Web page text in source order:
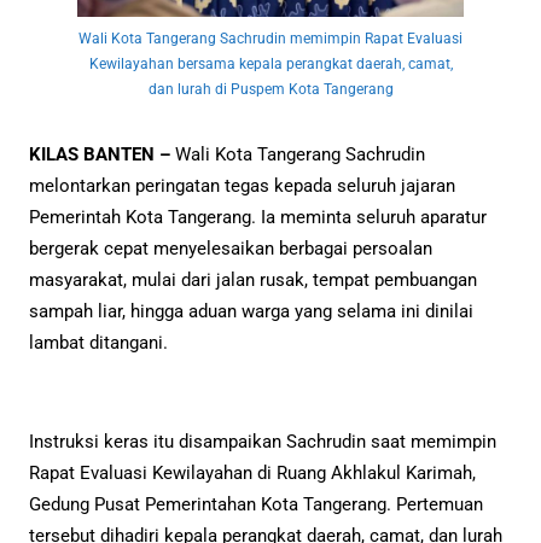
Wali Kota Tangerang Sachrudin memimpin Rapat Evaluasi
Kewilayahan bersama kepala perangkat daerah, camat,
dan lurah di Puspem Kota Tangerang
KILAS BANTEN – Wali Kota Tangerang Sachrudin
melontarkan peringatan tegas kepada seluruh jajaran
Pemerintah Kota Tangerang. Ia meminta seluruh aparatur
bergerak cepat menyelesaikan berbagai persoalan
masyarakat, mulai dari jalan rusak, tempat pembuangan
sampah liar, hingga aduan warga yang selama ini dinilai
lambat ditangani.
Instruksi keras itu disampaikan Sachrudin saat memimpin
Rapat Evaluasi Kewilayahan di Ruang Akhlakul Karimah,
Gedung Pusat Pemerintahan Kota Tangerang. Pertemuan
tersebut dihadiri kepala perangkat daerah, camat, dan lurah